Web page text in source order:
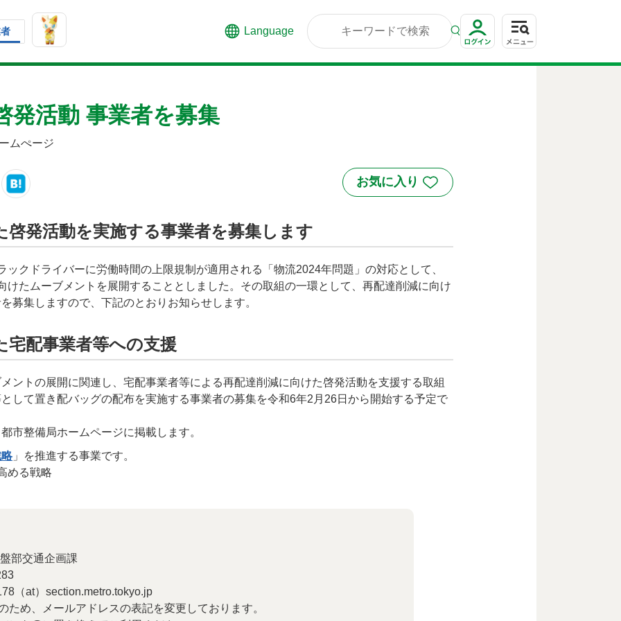
Language
発活動 事業者を募集
ムぺージ
啓発活動を実施する事業者を募集します
ックドライバーに労働時間の上限規制が適用される「物流2024年問題」の対応として、
けたムーブメントを展開することとしました。その取組の一環として、再配達削減に向け
募集しますので、下記のとおりお知らせします。
宅配事業者等への支援
ントの展開に関連し、宅配事業者等による再配達削減に向けた啓発活動を支援する取組
して置き配バッグの配布を実施する事業者の募集を令和6年2月26日から開始する予定で
市整備局ホームページに掲載します。
」を推進する事業です。
める戦略
部交通企画課
（at）section.metro.tokyo.jp
ため、メールアドレスの表記を変更しております。